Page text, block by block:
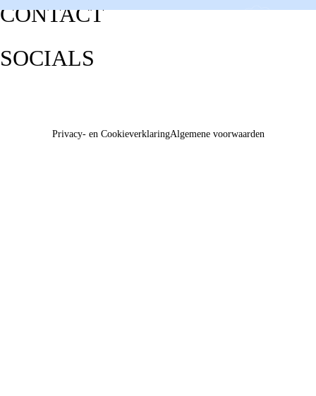
CONTACT
SOCIALS
Privacy- en CookieverklaringAlgemene voorwaarden